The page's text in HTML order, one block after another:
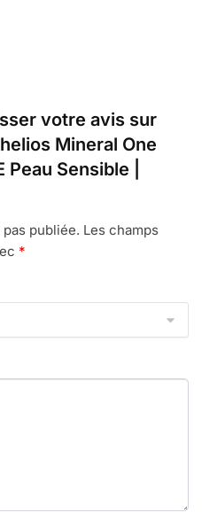
votre avis sur
Mineral One
Peau Sensible |
publiée. Les champs
*